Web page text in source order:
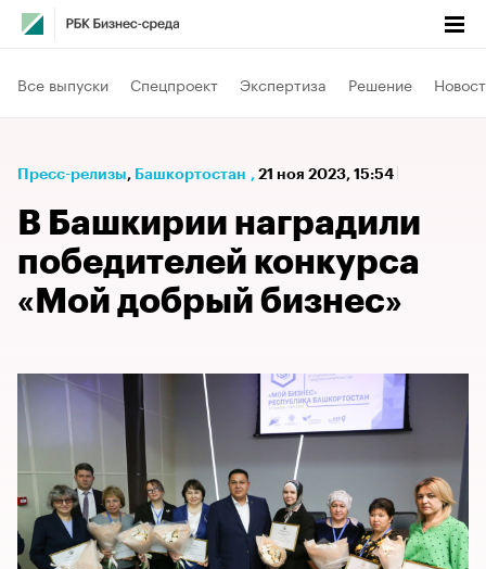
Все выпуски Спецпроект Экспертиза Решение
Пресс-релизы⁠, Башкортостан , 21 ноя 2023, 15:54
В Башкирии наградили
победителей конкурса
«Мой добрый бизнес»